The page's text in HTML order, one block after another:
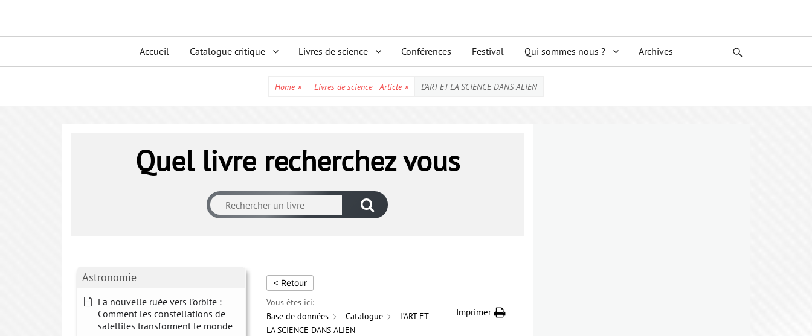
menu
Accueil Catalogue critique Livres de science Conférences Festival Qui sommes nous ? Archives
Home » Livres de science - Article » L’ART ET LA SCIENCE DANS ALIEN
Quel livre recherchez vous
Astronomie
La nouvelle ruée vers l’orbite :
Comment les constellations de
satellites transforment le monde
< Retour
Vous êtes ici:
Base de données
Catalogue
L’ART ET
LA SCIENCE DANS ALIEN
Imprimer